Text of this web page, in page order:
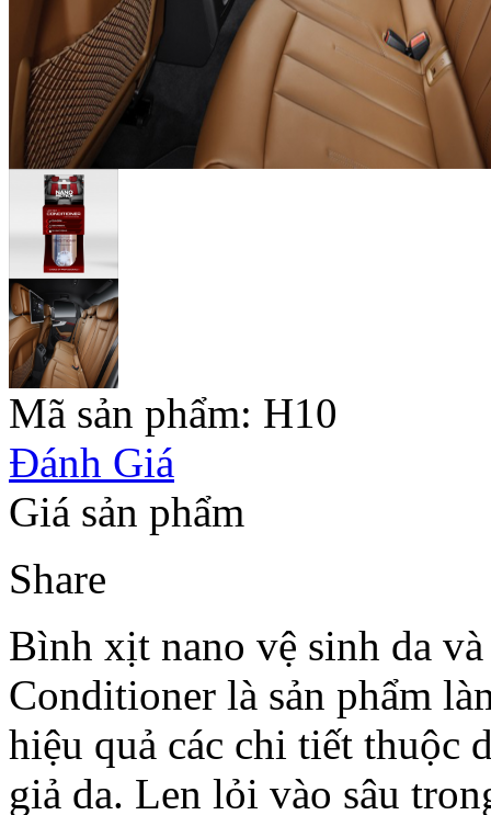
Mã sản phẩm: H10
Đánh Giá
Giá sản phẩm
Share
Bình xịt nano vệ sinh da
Conditioner là sản phẩm
hiệu quả các chi tiết thuộc
giả da. Len lỏi vào sâu